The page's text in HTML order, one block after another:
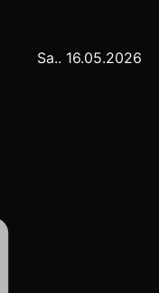
Sa.. 16.05.2026